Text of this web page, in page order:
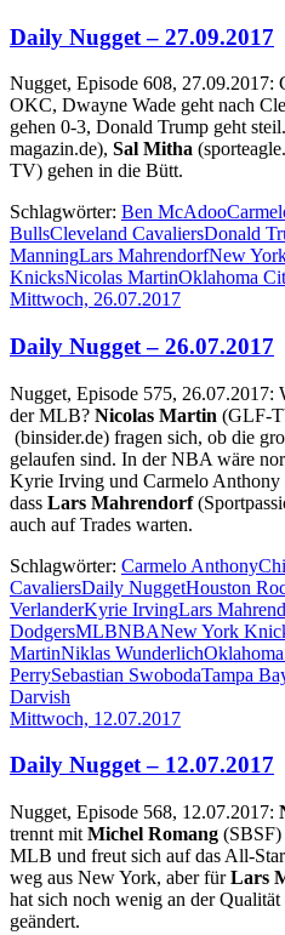
Daily Nugget – 27.09.2017
Nugget, Episode 608, 27.09.2017:
OKC, Dwayne Wade geht nach
gehen 0-3, Donald Trump geht steil.
magazin.de), Sal Mitha
TV) gehen in die Bütt.
Schlagwörter: Ben McAdoo
BullsCleveland CavaliersDonald
ManningLars MahrendorfNew
KnicksNicolas MartinOklahoma
Mittwoch, 26.07.2017
Daily Nugget – 26.07.2017
Nugget, Episode 575, 26.07.2017:
der MLB? Nicolas Martin (GLF-
(binsider.de) fragen sich, ob die
gelaufen sind. In der NBA wäre
Kyrie Irving und Carmelo Anthony
dass Lars Mahrendorf
auch auf Trades warten.
Schlagwörter: Carmelo Anthony
CavaliersDaily NuggetHouston
VerlanderKyrie IrvingLars
DodgersMLBNBANew York
MartinNiklas Wunderlich
PerrySebastian SwobodaTampa
Darvish
Mittwoch, 12.07.2017
Daily Nugget – 12.07.2017
Nugget, Episode 568, 12.07.2017:
trennt mit Michel Romang (SBSF)
MLB und freut sich auf das All-
weg aus New York, aber fürLars
hat sich noch wenig an der
geändert.